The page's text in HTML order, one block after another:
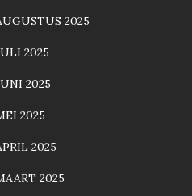
2025
2025
2025
2025
2025
2025